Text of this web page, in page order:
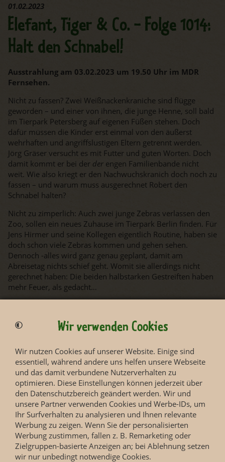
01.02.2023
Elefant, Tiger & Co. - Folge 1014:
Halt den Schnabel!
Ausstrahlung am 03.02.2023 um 19.50 Uhr im MDR
Fernsehen.
Nicht zu fassen? Zwei Weißnackenkraniche sind flügge
geworden – und einer von ihnen, die junge Henne, soll bald
im Tierpark Petersberg auf eigenen Füßen stehen. Doch
dafür müssen die Kinder erst einmal von den äußerst
wehrhaften und angriffslustigen Eltern getrennt werden.
Jörg Gräser versucht es mit Futter und guten Worten. Doch
damit kommt er bei der der engen Familienbande nicht
weit. Wie also kriegt er den Nachwuchskranich doch noch zu
fassen – und warum muss ausgerechnet Robert den
Schnabel halten?
Nicht zu zimperlich: Auch zwei junge Zebras verlassen den
Zoo, sollen ein neues Zuhause im Tierpark Berlin finden. Für
Jens Hirmer und seine Kollegen eigentlich Routine, haben sie
doch schon viele Zebras kommen und gehen sehen.
Dennoch -alles wird ganz genau geplant, damit am
Abreisetag nichts schief geht. Womit sie allerdings nicht
gerechnet haben: Die beiden halbstarken Gestreiften haben
mehr Feuer, als gedacht…
sieht es mit seiner jüngeren Halbschwester aus? Gerade mal
großen Wasserbeckens? Robert Stehr und seine Kollegen
sind entspannt, schließlich ist die Mutter der Kleinen nicht
so eine Wasserratte, bleibt lieber am sicheren Poolrand.
Doch was, wenn Akito seine kleine Halbschwester allzu
stürmisch zum Planschen auffordert?
Wir verwenden Cookies
Wir nutzen Cookies auf unserer Website. Einige sind
essentiell, während andere uns helfen unsere Webseite
und das damit verbundene Nutzerverhalten zu
optimieren. Diese Einstellungen können jederzeit über
den Datenschutzbereich geändert werden. Wir und
unsere Partner verwenden Cookies und Werbe-IDs, um
Ihr Surfverhalten zu analysieren und Ihnen relevante
Werbung zu zeigen. Wenn Sie der personalisierten
Werbung zustimmen, fallen z. B. Remarketing oder
Zielgruppen-basierte Anzeigen an; bei Ablehnung setzen
wir nur unbedingt notwendige Cookies.